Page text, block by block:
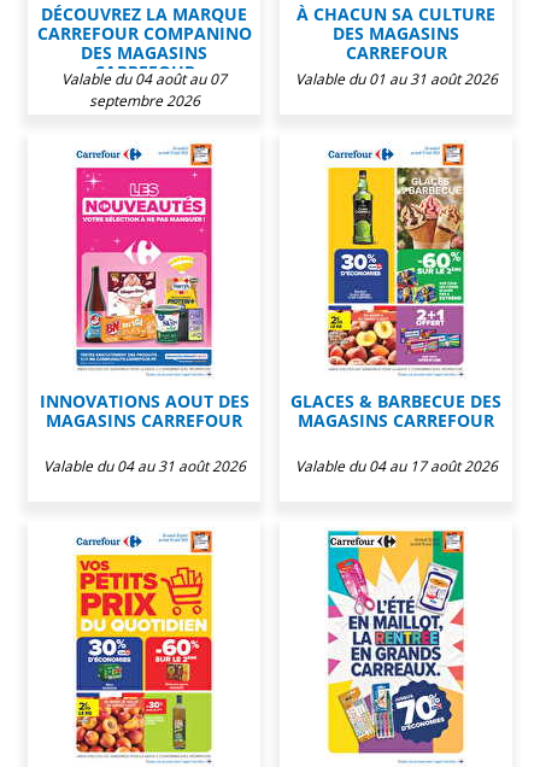
DÉCOUVREZ LA MARQUE
CARREFOUR COMPANINO
DES MAGASINS
CARREFOUR
Valable du 04 août au 07
septembre 2026
À CHACUN SA CULTURE
DES MAGASINS
CARREFOUR
Valable du 01 au 31 août 2026
INNOVATIONS AOUT DES
MAGASINS CARREFOUR
Valable du 04 au 31 août 2026
GLACES & BARBECUE DES
MAGASINS CARREFOUR
Valable du 04 au 17 août 2026